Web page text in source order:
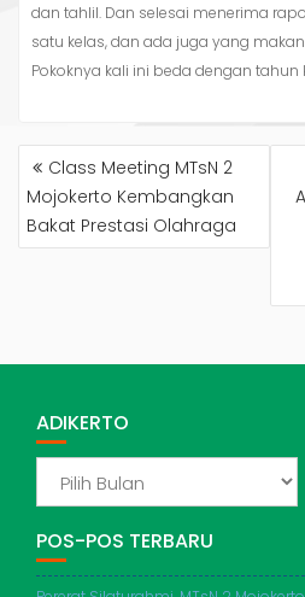
dan tahlil. Dan selesai menerima
satu kelas, dan ada juga yang
Pokoknya kali ini beda dengan tahun
NAVIGASI
POSClass Meeting MTsN 2
Mojokerto Kembangkan
Bakat Prestasi Olahraga
ADIKERTO
POS-POS TERBARU